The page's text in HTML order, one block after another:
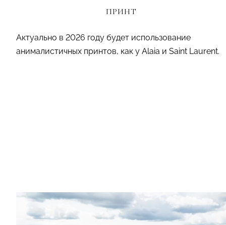
ПРИНТ
Актуально в 2026 году будет использование
анималистичных принтов, как у Alaia и Saint Laurent.